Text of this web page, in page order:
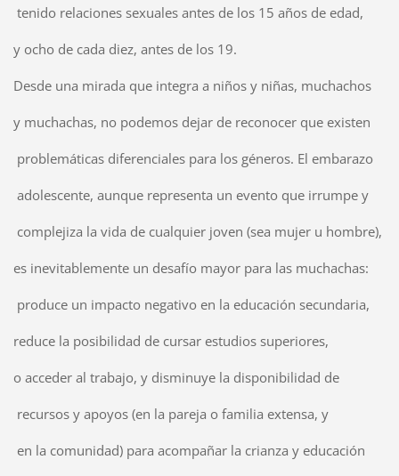
tenido relaciones sexuales antes de los 15 años de edad,
y ocho de cada diez, antes de los 19.
Desde una mirada que integra a niños y niñas, muchachos
y muchachas, no podemos dejar de reconocer que existen
problemáticas diferenciales para los géneros. El embarazo
adolescente, aunque representa un evento que irrumpe y
complejiza la vida de cualquier joven (sea mujer u hombre),
es inevitablemente un desafío mayor para las muchachas:
produce un impacto negativo en la educación secundaria,
reduce la posibilidad de cursar estudios superiores,
o acceder al trabajo, y disminuye la disponibilidad de
recursos y apoyos (en la pareja o familia extensa, y
en la comunidad) para acompañar la crianza y educación